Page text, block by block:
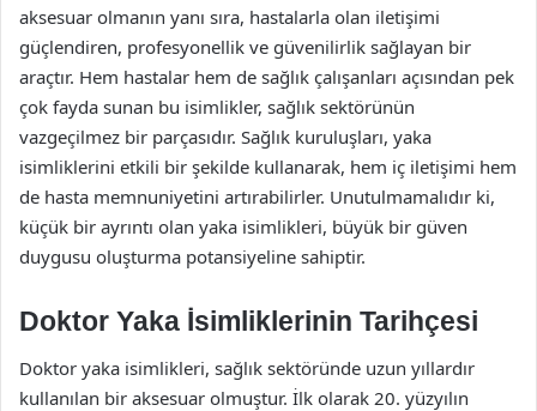
aksesuar olmanın yanı sıra, hastalarla olan iletişimi
güçlendiren, profesyonellik ve güvenilirlik sağlayan bir
araçtır. Hem hastalar hem de sağlık çalışanları açısından pek
çok fayda sunan bu isimlikler, sağlık sektörünün
vazgeçilmez bir parçasıdır. Sağlık kuruluşları, yaka
isimliklerini etkili bir şekilde kullanarak, hem iç iletişimi hem
de hasta memnuniyetini artırabilirler. Unutulmamalıdır ki,
küçük bir ayrıntı olan yaka isimlikleri, büyük bir güven
duygusu oluşturma potansiyeline sahiptir.
Doktor Yaka İsimliklerinin Tarihçesi
Doktor yaka isimlikleri, sağlık sektöründe uzun yıllardır
kullanılan bir aksesuar olmuştur. İlk olarak 20. yüzyılın